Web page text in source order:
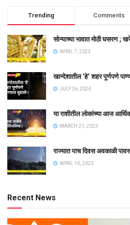
Trending Comments
सोन्याच्या भावात मोठी घसरण ;
APRIL 7, 2023
खान्देशातील ‘हे’ शहर पूर्णपणे
JULY 26, 2024
या राशीतील लोकांच्या आज
MARCH 21, 2023
राज्यात पाच दिवस अवकाळी
APRIL 10, 2023
Recent News